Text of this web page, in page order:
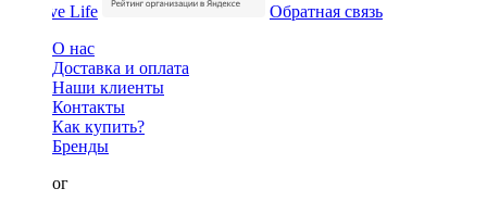
Обратная связь
О нас
Доставка и оплата
Наши клиенты
Контакты
Как купить?
Бренды
Каталог